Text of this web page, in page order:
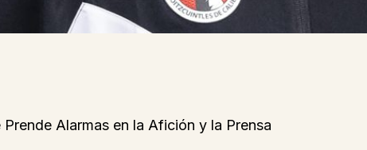
Alarmas en la Afición y la Prensa